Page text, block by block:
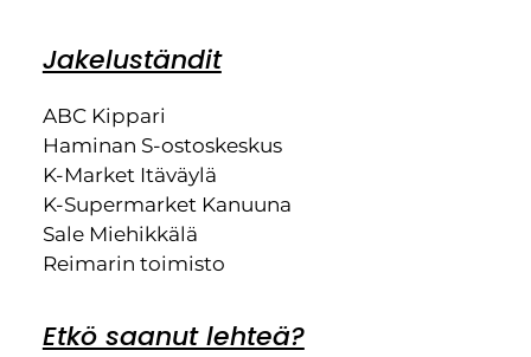
Jakeluständit
ABC Kippari
Haminan S-ostoskeskus
K-Market Itäväylä
K-Supermarket Kanuuna
Sale Miehikkälä
Reimarin toimisto
Etkö saanut lehteä?